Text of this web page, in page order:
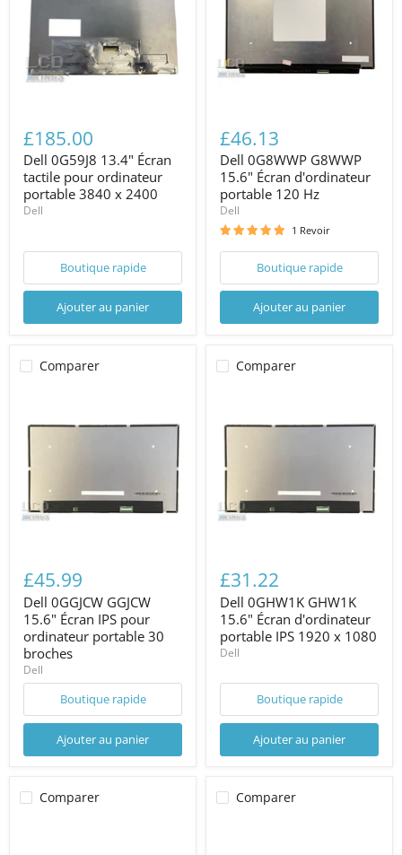
£185.00
Dell 0G59J8 13.4" Écran
tactile pour ordinateur
portable 3840 x 2400
Dell
Boutique rapide
Ajouter au panier
£46.13
Dell 0G8WWP G8WWP
15.6" Écran d'ordinateur
portable 120 Hz
Dell
1 Revoir
Boutique rapide
Ajouter au panier
Comparer
£45.99
Dell 0GGJCW GGJCW
15.6" Écran IPS pour
ordinateur portable 30
broches
Dell
Boutique rapide
Ajouter au panier
Comparer
£31.22
Dell 0GHW1K GHW1K
15.6" Écran d'ordinateur
portable IPS 1920 x 1080
Dell
Boutique rapide
Ajouter au panier
Comparer Comparer